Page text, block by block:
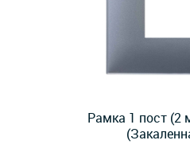
Рамка 1 пост (2